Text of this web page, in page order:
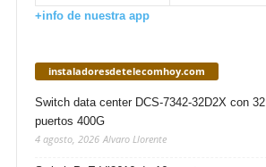
+info de nuestra app
instaladoresdetelecomhoy.com
Switch data center DCS-7342-32D2X con 32
puertos 400G
4 agosto, 2026 Alvaro Llorente